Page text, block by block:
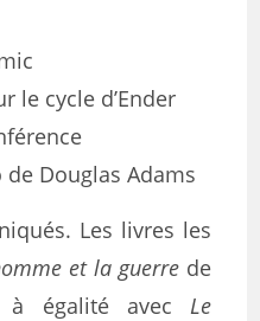
le cycle d’Ender
Douglas Adams
Les livres les
et la guerrede
à égalité avec Le